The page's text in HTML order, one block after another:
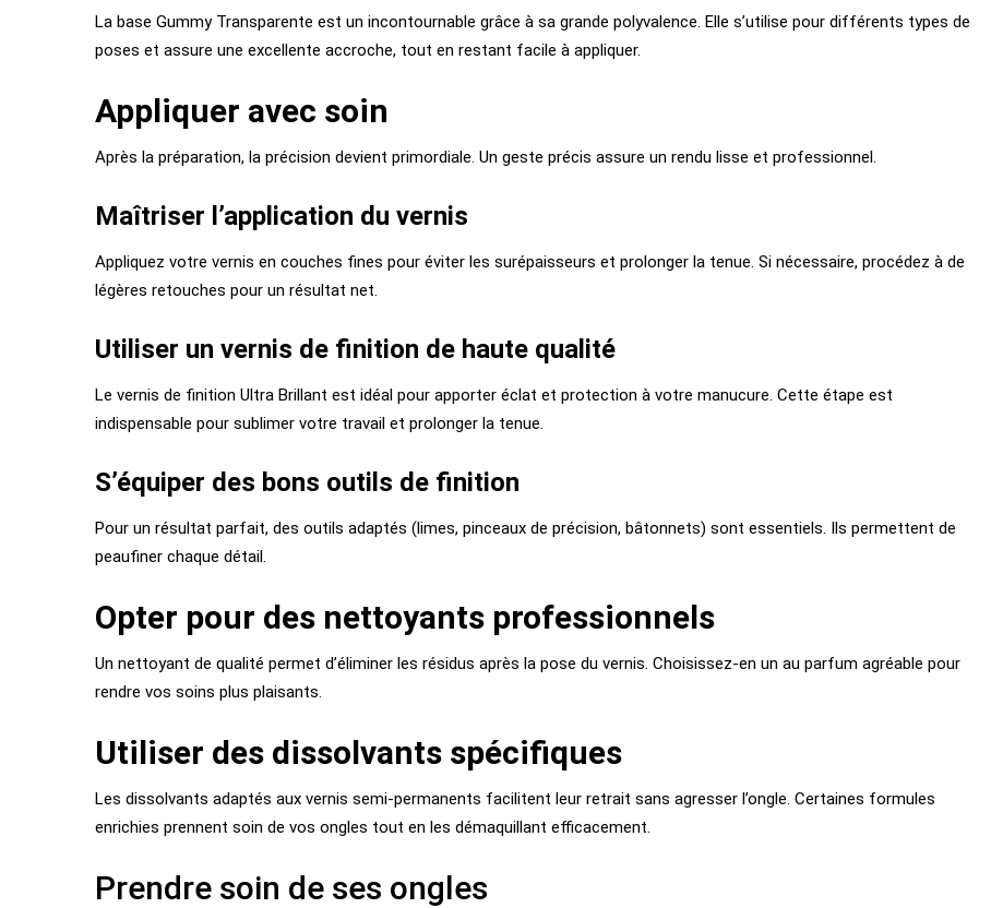
La base Gummy Transparente est un incontournable grâce à sa grande polyvalence. Elle s’utilise pour différents types de
poses et assure une excellente accroche, tout en restant facile à appliquer.
Appliquer avec soin
Après la préparation, la précision devient primordiale. Un geste précis assure un rendu lisse et professionnel.
Maîtriser l’application du vernis
Appliquez votre vernis en couches fines pour éviter les surépaisseurs et prolonger la tenue. Si nécessaire, procédez à de
légères retouches pour un résultat net.
Utiliser un vernis de finition de haute qualité
Le vernis de finition Ultra Brillant est idéal pour apporter éclat et protection à votre manucure. Cette étape est
indispensable pour sublimer votre travail et prolonger la tenue.
S’équiper des bons outils de finition
Pour un résultat parfait, des outils adaptés (limes, pinceaux de précision, bâtonnets) sont essentiels. Ils permettent de
peaufiner chaque détail.
Opter pour des nettoyants professionnels
Un nettoyant de qualité permet d’éliminer les résidus après la pose du vernis. Choisissez-en un au parfum agréable pour
rendre vos soins plus plaisants.
Utiliser des dissolvants spécifiques
Les dissolvants adaptés aux vernis semi-permanents facilitent leur retrait sans agresser l’ongle. Certaines formules
enrichies prennent soin de vos ongles tout en les démaquillant efficacement.
Prendre soin de ses ongles